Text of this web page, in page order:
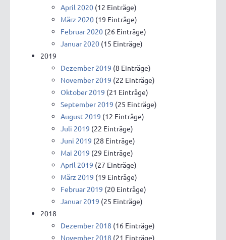
April 2020 (12 Einträge)
März 2020 (19 Einträge)
Februar 2020 (26 Einträge)
Januar 2020 (15 Einträge)
2019
Dezember 2019 (8 Einträge)
November 2019 (22 Einträge)
Oktober 2019 (21 Einträge)
September 2019 (25 Einträge)
August 2019 (12 Einträge)
Juli 2019 (22 Einträge)
Juni 2019 (28 Einträge)
Mai 2019 (29 Einträge)
April 2019 (27 Einträge)
März 2019 (19 Einträge)
Februar 2019 (20 Einträge)
Januar 2019 (25 Einträge)
2018
Dezember 2018 (16 Einträge)
November 2018 (21 Einträge)